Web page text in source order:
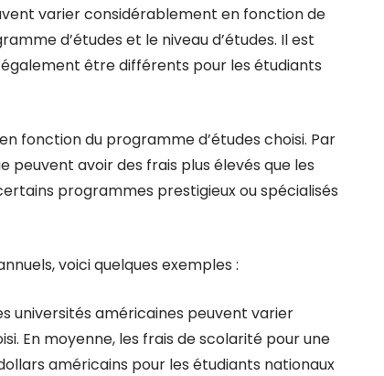
varier considérablement en fonction de
d’études et le niveau d’études. Il est
être différents pour les étudiants
fonction du programme d’études choisi. Par
peuvent avoir des frais plus élevés que les
programmes prestigieux ou spécialisés
voici quelques exemples :
universités américaines peuvent varier
En moyenne, les frais de scolarité pour une
américains pour les étudiants nationaux